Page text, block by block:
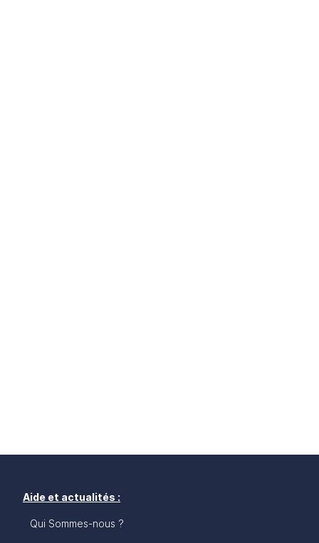
Aide et actualités :
Qui Sommes-nous ?